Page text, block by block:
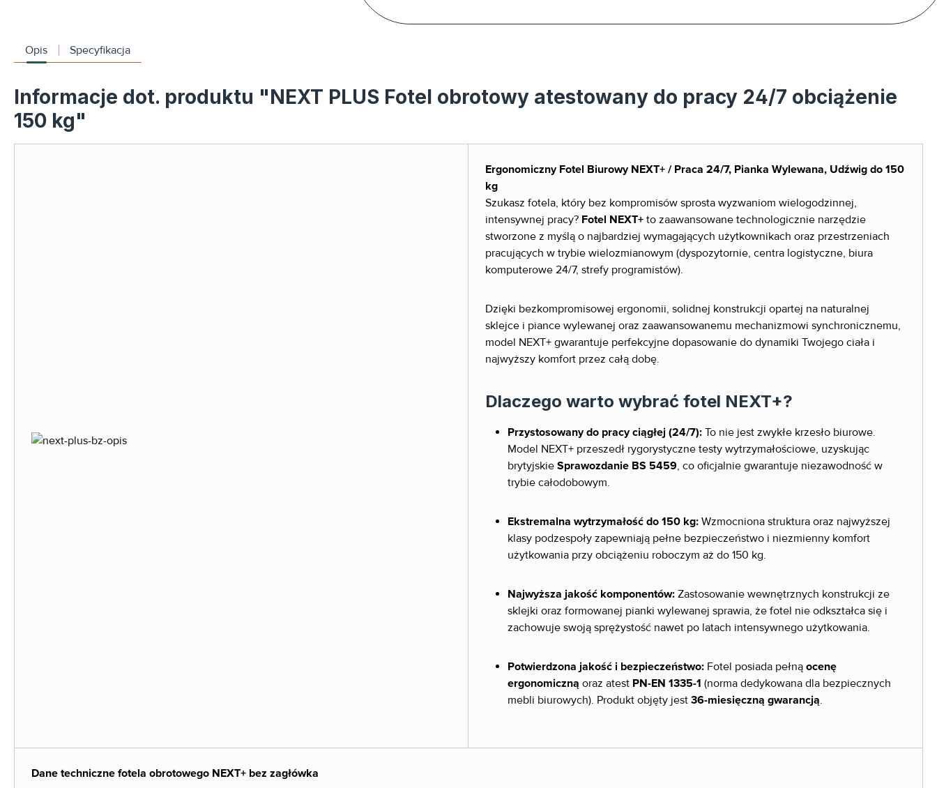
Opis Specyfikacja
Informacje dot. produktu "NEXT PLUS Fotel obrotowy atestowany do pracy 24/7 obciążenie
150 kg"
Ergonomiczny Fotel Biurowy NEXT+ / Praca 24/7, Pianka Wylewana, Udźwig do 150
kg
Szukasz fotela, który bez kompromisów sprosta wyzwaniom wielogodzinnej,
intensywnej pracy? Fotel NEXT+ to zaawansowane technologicznie narzędzie
stworzone z myślą o najbardziej wymagających użytkownikach oraz przestrzeniach
pracujących w trybie wielozmianowym (dyspozytornie, centra logistyczne, biura
komputerowe 24/7, strefy programistów).
Dzięki bezkompromisowej ergonomii, solidnej konstrukcji opartej na naturalnej
sklejce i piance wylewanej oraz zaawansowanemu mechanizmowi synchronicznemu,
model NEXT+ gwarantuje perfekcyjne dopasowanie do dynamiki Twojego ciała i
najwyższy komfort przez całą dobę.
Dlaczego warto wybrać fotel NEXT+?
Przystosowany do pracy ciągłej (24/7): To nie jest zwykłe krzesło biurowe.
Model NEXT+ przeszedł rygorystyczne testy wytrzymałościowe, uzyskując
brytyjskie Sprawozdanie BS 5459, co oficjalnie gwarantuje niezawodność w
trybie całodobowym.
Ekstremalna wytrzymałość do 150 kg: Wzmocniona struktura oraz najwyższej
klasy podzespoły zapewniają pełne bezpieczeństwo i niezmienny komfort
użytkowania przy obciążeniu roboczym aż do 150 kg.
Najwyższa jakość komponentów: Zastosowanie wewnętrznych konstrukcji ze
sklejki oraz formowanej pianki wylewanej sprawia, że fotel nie odkształca się i
zachowuje swoją sprężystość nawet po latach intensywnego użytkowania.
Potwierdzona jakość i bezpieczeństwo: Fotel posiada pełną ocenę
ergonomiczną oraz atest PN-EN 1335-1 (norma dedykowana dla bezpiecznych
mebli biurowych). Produkt objęty jest 36-miesięczną gwarancją.
Dane techniczne fotela obrotowego NEXT+ bez zagłówka